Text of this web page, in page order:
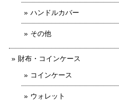
ハンドルカバー
その他
財布・コインケース
コインケース
ウォレット